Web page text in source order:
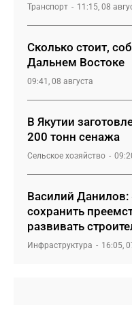
Транспорт 11:15, 08
Сколько стоит,
Дальнем Востоке
09:41, 08 августа
В Якутии
200 тонн сенажа
Сельское хозяйство
Василий
сохранить
развивать
Инфраструктура 16:05,